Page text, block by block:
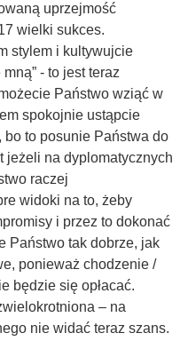
uprzejmość
wielki sukces.
stylem i kultywujcie
- to jest teraz
Państwo wziąć w
spokojnie ustąpcie
to posunie Państwa do
jeżeli na dyplomatycznych
raczej
widoki na to, żeby
i przez to dokonać
Państwo tak dobrze, jak
ponieważ chodzenie /
będzie się opłacać.
– na
nie widać teraz szans.